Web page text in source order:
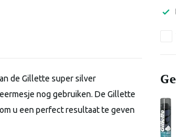
de Gillette super silver
nog gebruiken. De Gillette
u een perfect resultaat te geven